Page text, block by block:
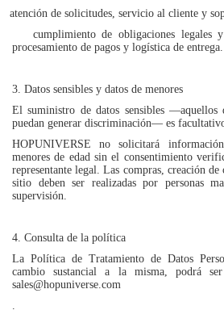
atención de solicitudes, servicio al cliente y
cumplimiento de obligaciones legales
procesamiento de pagos y logística de entrega.
3. Datos sensibles y datos de menores
El suministro de datos sensibles
puedan generar discriminación— es
HOPUNIVERSE no solicitará
menores de edad sin el consentimiento
representante legal. Las compras, creación de
sitio deben ser realizadas por personas
supervisión.
4. Consulta de la política
La Política de Tratamiento de Datos
cambio sustancial a la misma, podrá
sales@hopuniverse.com